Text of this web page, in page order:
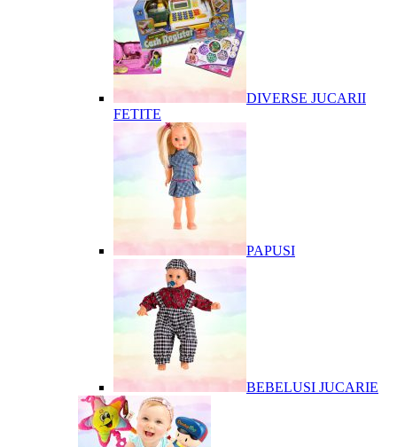
DIVERSE JUCARII
FETITE
PAPUSI
BEBELUSI JUCARIE